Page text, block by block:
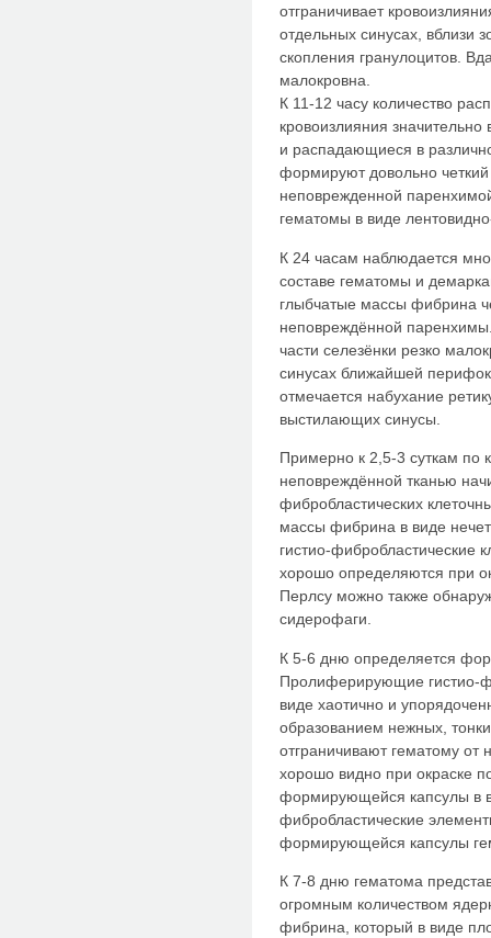
отграничивает
отдельных синусах, вблизи
скопления гранулоцитов.
малокровна.
К 11-12 часу количество
кровоизлияния
и распадающиеся в
формируют довольно
неповрежденной
гематомы в виде
К 24 часам наблюдается
составе гематомы и
глыбчатые массы фибрина
неповреждённой
части селезёнки резко
синусах ближайшей
отмечается набухание
выстилающих синусы.
Примерно к 2,5-3 суткам по
неповреждённой тканью
фибробластических
массы фибрина в виде
гистио-фибробластические
хорошо определяются при
Перлсу можно также
сидерофаги.
К 5-6 дню определяется
Пролиферирующие гистио-
виде хаотично и
образованием нежных,
отграничивают гематому
хорошо видно при окраске
формирующейся капсулы в
фибробластические
формирующейся капсулы
К 7-8 дню гематома
огромным количеством
фибрина, который в виде